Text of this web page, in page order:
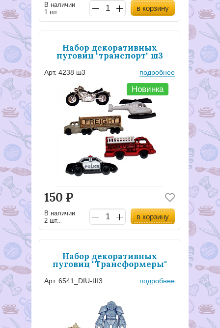
В наличии
1 шт..
в корзину
Набор декоративных
пуговиц "транспорт" ш3
Арт. 4238 ш3 подробнее
Новинка
150 Р
В наличии
2 шт..
в корзину
Набор декоративных
пуговиц "Трансформеры"
Арт. 6541_DIU-Ш3 подробнее